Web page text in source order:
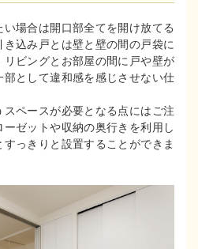
場合は開口部全てを開け放てる
込み戸とは壁と壁の間の戸袋に
ビングとお部屋の間に戸や壁が
として違和感を感じさせない仕
ペースが必要となる点にはご注
ゼットや収納の奥行きを利用し
っきりと設置することができま